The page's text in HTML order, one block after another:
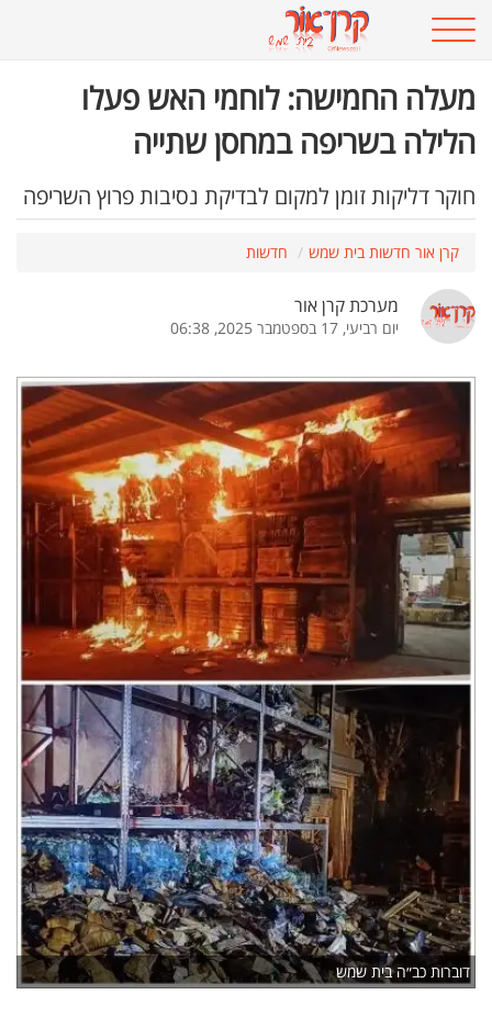
מעלה החמישה: לוחמי האש פעלו
הלילה בשריפה במחסן שתייה
חוקר דליקות זומן למקום לבדיקת נסיבות פרוץ השריפה
קרן אור חדשות בית שמש חדשות
מערכת קרן אור
יום רביעי, 17 בספטמבר 2025, 06:38
דוברות כב״ה בית שמש